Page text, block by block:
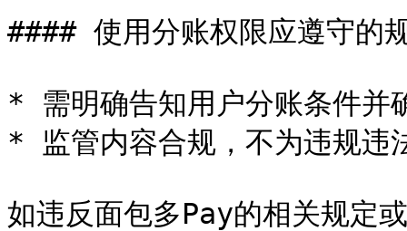
#### 使用分账权限应遵守的
* 需明确告知用户分账条件并
* 监管内容合规，不为违规违
如违反面包多Pay的相关规定